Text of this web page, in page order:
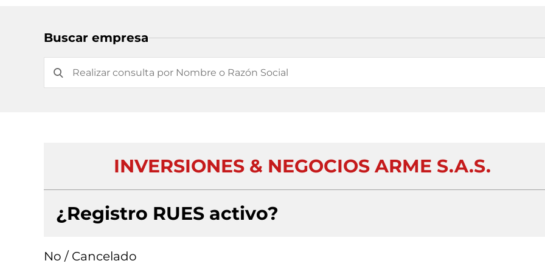
Buscar empresa
INVERSIONES & NEGOCIOS ARME S.A.S.
¿Registro RUES activo?
No / Cancelado